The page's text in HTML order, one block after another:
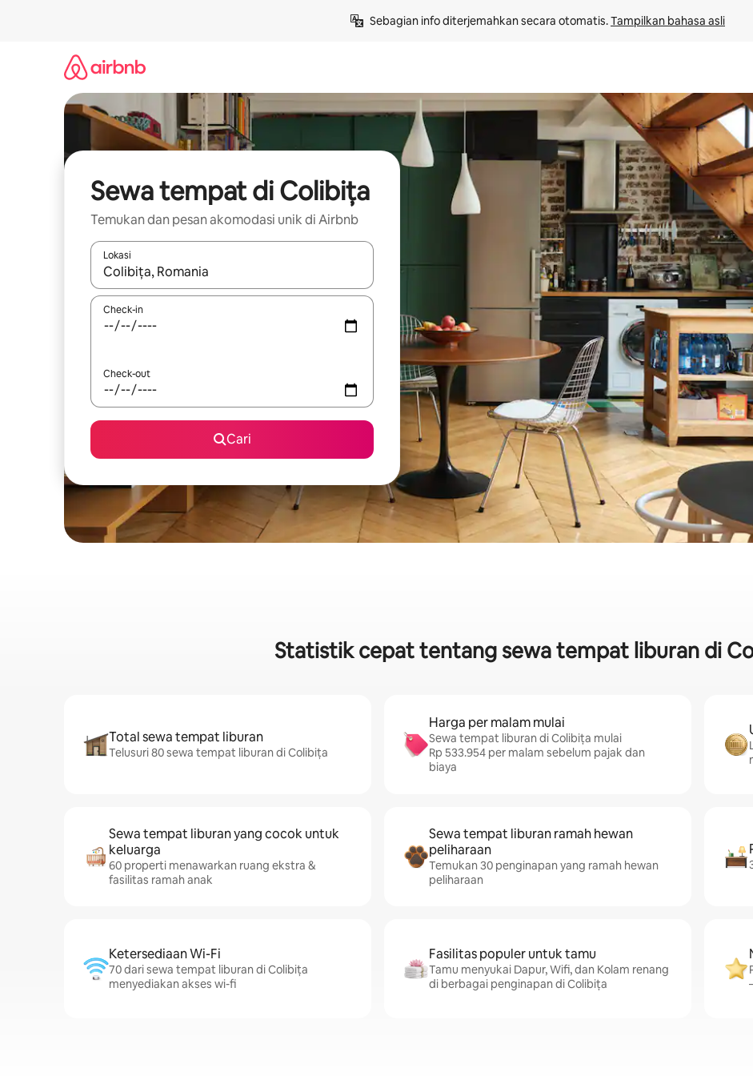
Sebagian info diterjemahkan secara otomatis. Tampilkan bahasa asli
Sewa tempat di Colibița
Temukan dan pesan akomodasi unik di Airbnb
Lokasi
Jika hasil yang dicari tersedia, telusuri dengan tombol panah ke atas dan ke bawah atau jelajahi dengan sentuhan atau
Check-in
Check-out
Cari
Statistik cepat tentang sewa tempat liburan di
Total sewa tempat liburan
Telusuri 80 sewa tempat liburan di Colibița
Harga per malam mulai
Sewa tempat liburan di Colibița mulai
Rp 533.954 per malam sebelum pajak dan
biaya
Sewa tempat liburan yang cocok untuk
keluarga
60 properti menawarkan ruang ekstra &
fasilitas ramah anak
Sewa tempat liburan ramah hewan
peliharaan
Temukan 30 penginapan yang ramah hewan
peliharaan
Ketersediaan Wi-Fi
70 dari sewa tempat liburan di Colibița
menyediakan akses wi-fi
Fasilitas populer untuk tamu
Tamu menyukai Dapur, Wifi, dan Kolam renang
di berbagai penginapan di Colibița